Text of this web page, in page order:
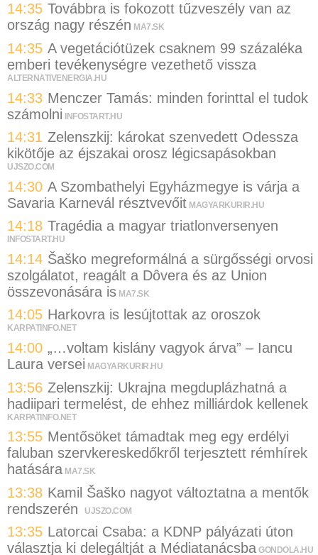
14:35 Továbbra is fokozott tűzveszély van az
ország nagy részén MA7.SK
14:35 A vegetációtüzek csaknem 99 százaléka
emberi tevékenységre vezethető vissza
ALTERNATIVENERGIA.HU
14:33 Menczer Tamás: minden forinttal el tudok
számolni INFOSTART.HU
14:31 Zelenszkij: károkat szenvedett Odessza
kikötője az éjszakai orosz légicsapásokban
UJSZO.COM
14:30 A Szombathelyi Egyházmegye is várja a
Savaria Karnevál résztvevőit MAGYARKURIR.HU
14:18 Tragédia a magyar triatlonversenyen
INFOSTART.HU
14:14 Šaško megreformálná a sürgősségi orvosi
szolgálatot, reagált a Dôvera és az Union
összevonására is MA7.SK
14:05 Harkovra is lesújtottak az oroszok
KARPATINFO.NET
14:00 „…voltam kislány vagyok árva” – Iancu
Laura versei MAGYARKURIR.HU
13:56 Zelenszkij: Ukrajna megduplázhatná a
hadiipari termelést, de ehhez milliárdok kellenek
KARPATINFO.NET
13:55 Mentősöket támadtak meg egy erdélyi
faluban szervkereskedőkről terjesztett rémhírek
hatására MA7.SK
13:38 Kamil Šaško nagyot változtatna a mentők
rendszerén
UJSZO.COM
13:35 Latorcai Csaba: a KDNP pályázati úton
választja ki delegáltját a Médiatanácsba GONDOLA.HU